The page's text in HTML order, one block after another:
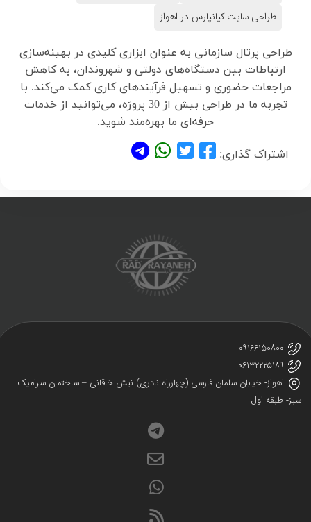
طراحی سایت کیانپارس در اهواز
طراحی پرتال سازمانی به عنوان ابزاری کلیدی در بهینه‌سازی
ارتباطات بین دستگاه‌های دولتی و شهروندان، به کاهش
مراجعات حضوری و تسهیل فرآیندهای کاری کمک می‌کند. با
تجربه ما در طراحی بیش از 30 پروژه، می‌توانید از خدمات
حرفه‌ای ما بهره‌مند شوید.
اشتراک گذاری:
۰۹۱۶۶۱۵۰۸۰۰
۰۶۱۳۲۲۲۵۱۸۹
اهواز- خیابان سلمان فارسی (چهارراه نادری) نبش خاقانی – ساختمان سرامیک
طبقه اول